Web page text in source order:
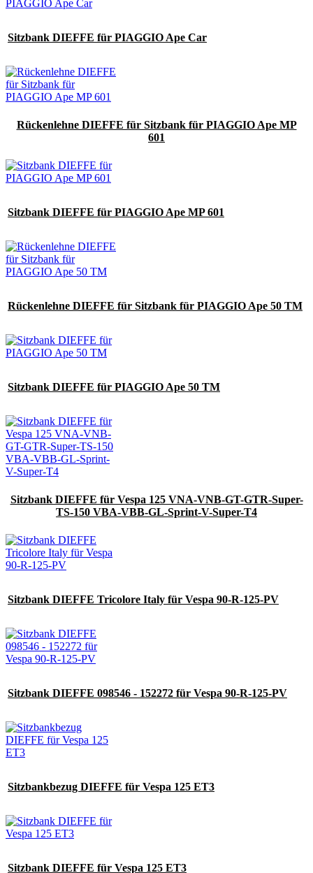
Sitzbank DIEFFE für PIAGGIO Ape Car
Rückenlehne DIEFFE für Sitzbank für PIAGGIO Ape MP
601
Sitzbank DIEFFE für PIAGGIO Ape MP 601
Rückenlehne DIEFFE für Sitzbank für PIAGGIO Ape 50 TM
Sitzbank DIEFFE für PIAGGIO Ape 50 TM
Sitzbank DIEFFE für Vespa 125 VNA-VNB-GT-GTR-Super-
TS-150 VBA-VBB-GL-Sprint-V-Super-T4
Sitzbank DIEFFE Tricolore Italy für Vespa 90-R-125-PV
Sitzbank DIEFFE 098546 - 152272 für Vespa 90-R-125-PV
Sitzbankbezug DIEFFE für Vespa 125 ET3
Sitzbank DIEFFE für Vespa 125 ET3